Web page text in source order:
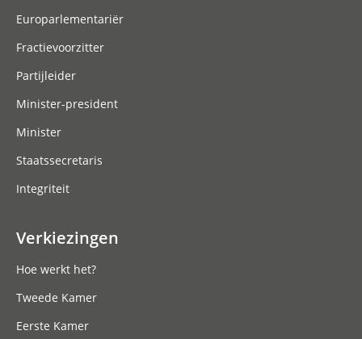
Europarlementariër
Fractievoorzitter
Partijleider
Minister-president
Minister
Staatssecretaris
Integriteit
Verkiezingen
Hoe werkt het?
Tweede Kamer
Eerste Kamer